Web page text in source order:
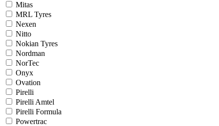
Mitas
MRL Tyres
Nexen
Nitto
Nokian Tyres
Nordman
NorTec
Onyx
Ovation
Pirelli
Pirelli Amtel
Pirelli Formula
Powertrac